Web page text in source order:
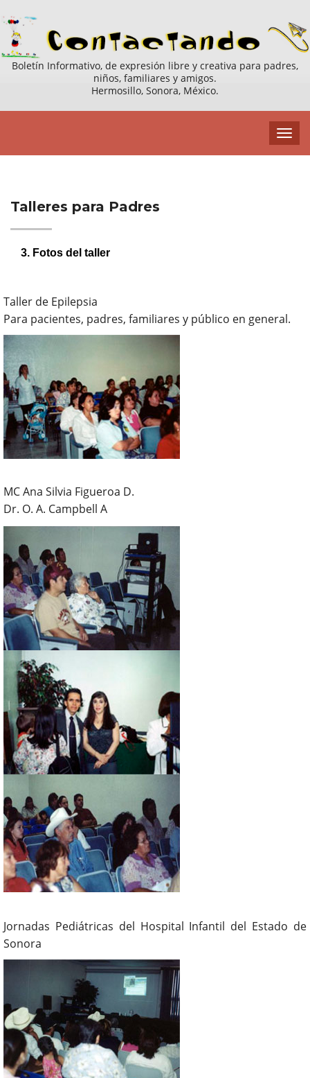
Boletín Informativo, de expresión libre y creativa para padres,
niños, familiares y amigos.
Hermosillo, Sonora, México.
Talleres para Padres
3. Fotos del taller
Taller de Epilepsia
Para pacientes, padres, familiares y público en general.
MC Ana Silvia Figueroa D.
Dr. O. A. Campbell A
Jornadas Pediátricas del Hospital Infantil del Estado de
Sonora